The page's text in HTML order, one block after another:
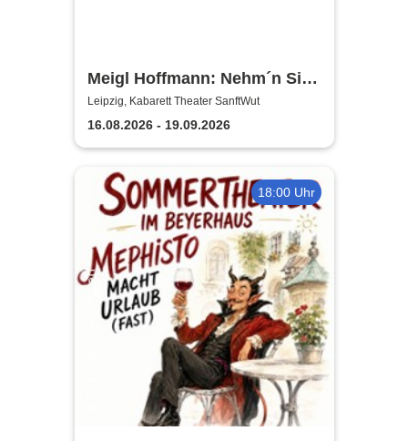
Meigl Hoffmann: Nehm´n Sie
´n Alten! - Ein Otto Reutter-
Abend
Leipzig, Kabarett Theater SanftWut
16.08.2026 - 19.09.2026
18:00 Uhr